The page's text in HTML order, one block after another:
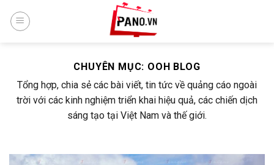
CHUYÊN MỤC: OOH BLOG
Tổng hợp, chia sẻ các bài viết, tin tức về quảng cáo ngoài
trời với các kinh nghiệm triển khai hiệu quả, các chiến dịch
sáng tạo tại Việt Nam và thế giới.